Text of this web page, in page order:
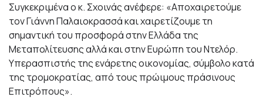
Συγκεκριμένα ο κ. Σχοινάς ανέφερε: «Αποχαιρετούμε
τον Γιάννη Παλαιοκρασσά και χαιρετίζουμε τη
σημαντική του προσφορά στην Ελλάδα της
Μεταπολίτευσης αλλά και στην Ευρώπη του Ντελόρ.
Υπερασπιστής της ενάρετης οικονομίας, σύμβολο κατά
της τρομοκρατίας, από τους πρώιμους πράσινους
Επιτρόπους».